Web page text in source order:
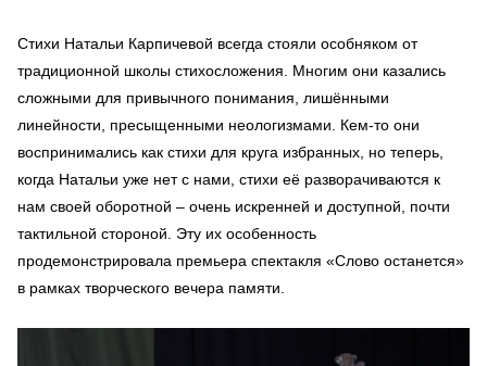
Стихи Натальи Карпичевой всегда стояли особняком от
традиционной школы стихосложения. Многим они казались
сложными для привычного понимания, лишёнными
линейности, пресыщенными неологизмами. Кем-то они
воспринимались как стихи для круга избранных, но теперь,
когда Натальи уже нет с нами, стихи её разворачиваются к
нам своей оборотной – очень искренней и доступной, почти
тактильной стороной. Эту их особенность
продемонстрировала премьера спектакля «Слово останется»
в рамках творческого вечера памяти.